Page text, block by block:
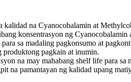
kalidad na Cyanocobalamin at
konsentrasyon ng
sa madaling pagkonsumo at
produktong pagkain at inumin.
na may mahabang shelf life para sa
na pamantayan ng kalidad upang